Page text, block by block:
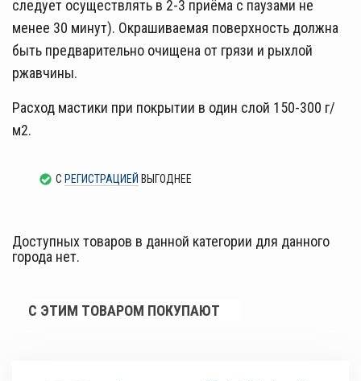
следует осуществлять в 2-3 приёма с паузами не
менее 30 минут). Окрашиваемая поверхность должна
быть предварительно очищена от грязи и рыхлой
ржавчины.
Расход мастики при покрытии в один слой 150-300 г/
м2.
С РЕГИСТРАЦИЕЙ ВЫГОДНЕЕ
Доступных товаров в данной категории для данного
города нет.
С ЭТИМ ТОВАРОМ ПОКУПАЮТ